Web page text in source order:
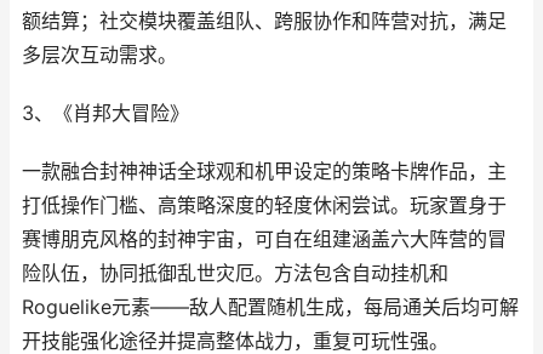
额结算；社交模块覆盖组队、跨服协作和阵营对抗，满足
多层次互动需求。
3、《肖邦大冒险》
一款融合封神神话全球观和机甲设定的策略卡牌作品，主
打低操作门槛、高策略深度的轻度休闲尝试。玩家置身于
赛博朋克风格的封神宇宙，可自在组建涵盖六大阵营的冒
险队伍，协同抵御乱世灾厄。方法包含自动挂机和
Roguelike元素——敌人配置随机生成，每局通关后均可解
开技能强化途径并提高整体战力，重复可玩性强。